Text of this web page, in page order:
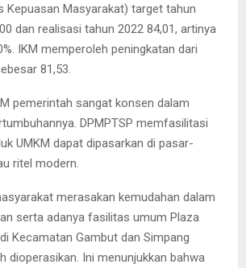
Kepuasan Masyarakat) target tahun
dan realisasi tahun 2022 84,01, artinya
IKM memperoleh peningkatan dari
81,53.
pemerintah sangat konsen dalam
DPMPTSP memfasilitasi
UMKM dapat dipasarkan di pasar-
ritel modern.
merasakan kemudahan dalam
serta adanya fasilitas umum Plaza
Kecamatan Gambut dan Simpang
dioperasikan. Ini menunjukkan bahwa